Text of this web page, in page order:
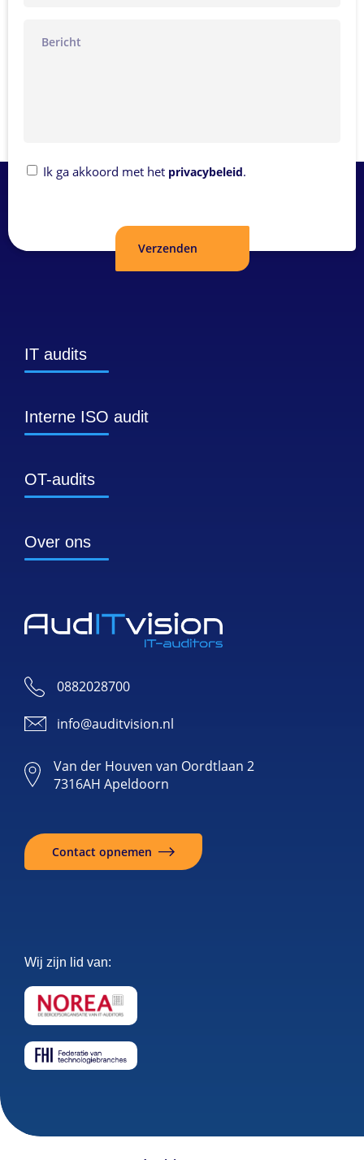
Privacybeleid
Ik ga akkoord met het privacybeleid.
0882028700
info@auditvision.nl
Van der Houven van Oordtlaan 2
7316AH Apeldoorn
Contact opnemen
IT audits
Interne ISO audit
OT-audits
Over ons
Wij zijn lid van: